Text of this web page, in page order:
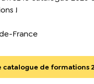
!
France
catalogue de formations